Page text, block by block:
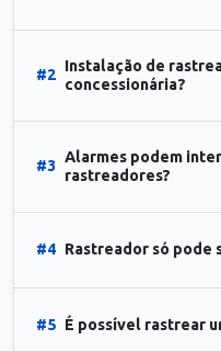
#2
Instalação de
concessionária?
#3
Alarmes podem
rastreadores?
#4 Rastreador só pode
#5 É possível rastrear